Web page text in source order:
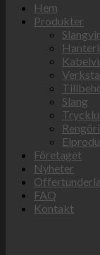
Hem
Produkter
Slang
Företaget
Nyheter
FAQ
Kontakt